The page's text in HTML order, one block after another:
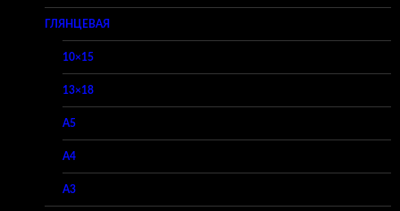
ГЛЯНЦЕВАЯ
10×15
13×18
A5
A4
A3